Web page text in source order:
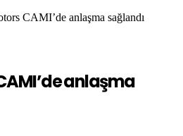
CAMI’de anlaşma sağlandı
anlaşma